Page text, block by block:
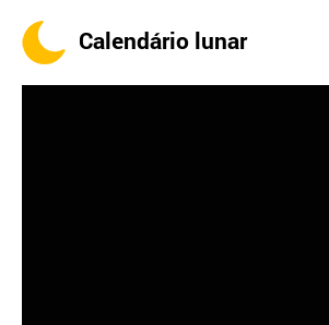
Calendário lunar